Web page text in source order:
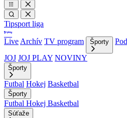
Tipsport liga
Live Archív TV program Športy
JOJ JOJ PLAY NOVINY
Športy
Futbal Hokej Basketbal
Športy
Futbal Hokej Basketbal
Súťaže